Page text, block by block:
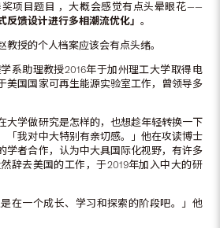
项目题目 ，大概会感觉有点头晕眼花——
反馈设计进行多相潮流优化」。
教授的个人档案应该会有点头绪。
系助理教授2016年于加州理工大学取得电
美国国家可再生能源实验室工作，曾领导多
大学做研究是怎样的，也想趁年轻转换一下
「我对中大特别有亲切感。」他在攻读博士
学者合作，认为中大具国际化视野，有许多
辞去美国的工作，于2019年加入中大的研
是在一个成长、学习和探索的阶段吧。」他